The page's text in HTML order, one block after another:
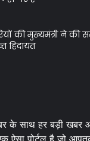
की मुख्यमंत्री ने की
हिदायत
के साथ हर बड़ी खबर
ऐसा पोर्टल है जो